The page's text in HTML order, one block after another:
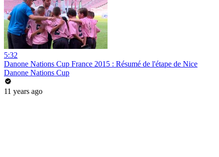
5:32
Danone Nations Cup France 2015 : Résumé de l'étape de Nice
Danone Nations Cup
11 years ago